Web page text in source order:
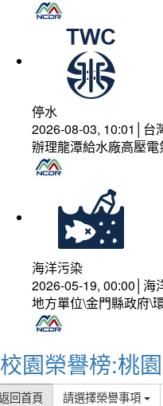
停水
2026-08-03, 10:01│台
辦理龍潭給水廠高壓
海洋污染
2026-05-19, 00:00│海
地方單位\金門縣政府\
校園榮譽榜:桃
回首頁 請選擇榮譽事項